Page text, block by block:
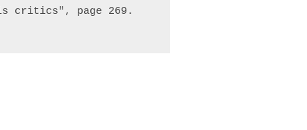
critics", page 269.